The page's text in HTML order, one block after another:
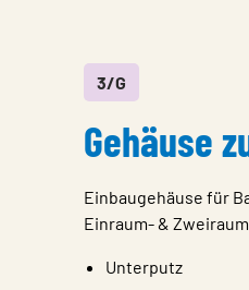
3/G
Gehäuse
Einbaugehäuse für
Einraum- &
Unterputz